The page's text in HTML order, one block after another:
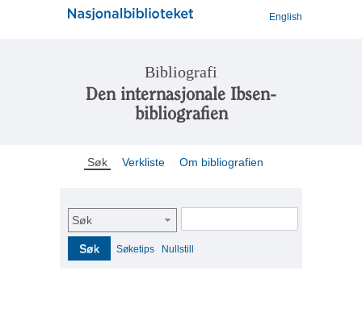
English
Bibliografi
Den internasjonale Ibsen-
bibliografien
Søk Verkliste Om bibliografien
Søk
Søk Søketips Nullstill